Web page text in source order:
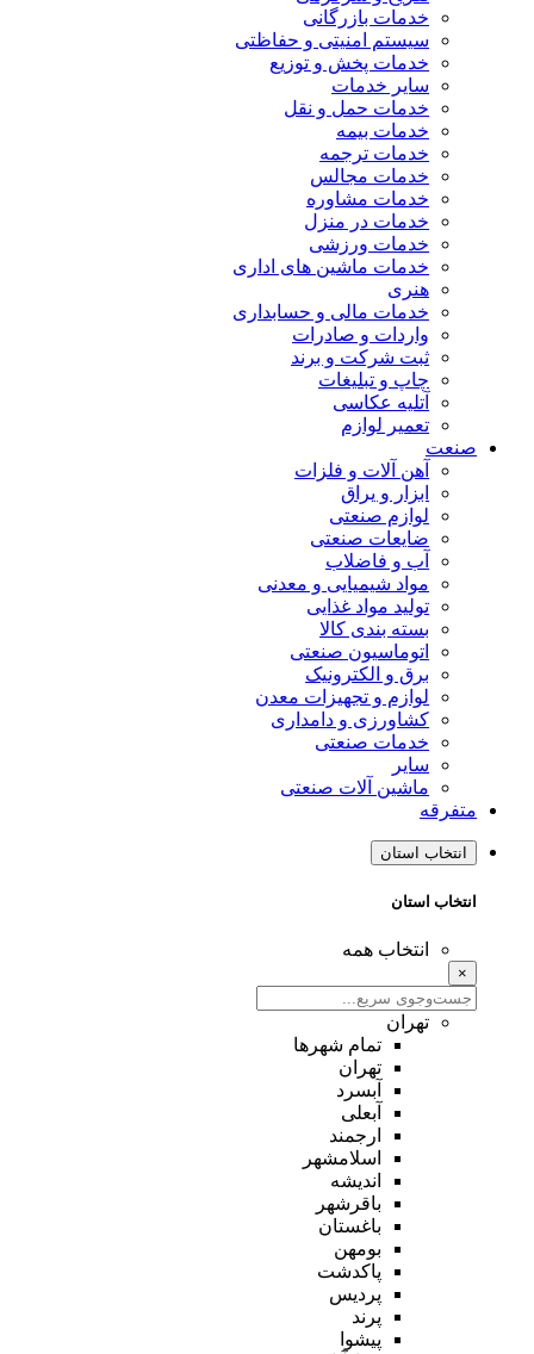
خدمات بازرگانی
سیستم امنیتی و حفاظتی
خدمات پخش و توزیع
سایر خدمات
خدمات حمل و نقل
خدمات بیمه
خدمات ترجمه
خدمات مجالس
خدمات مشاوره
خدمات در منزل
خدمات ورزشی
خدمات ماشین های اداری
هنری
خدمات مالی و حسابداری
واردات و صادرات
ثبت شرکت و برند
چاپ و تبلیغات
آتلیه عکاسی
تعمیر لوازم
صنعت
آهن آلات و فلزات
ابزار و یراق
لوازم صنعتی
ضایعات صنعتی
آب و فاضلاب
مواد شیمیایی و معدنی
تولید مواد غذایی
بسته بندی کالا
اتوماسیون صنعتی
برق و الکترونیک
لوازم و تجهیزات معدن
کشاورزی و دامداری
خدمات صنعتی
سایر
ماشین آلات صنعتی
متفرقه
انتخاب استان
انتخاب استان
انتخاب همه
×
تهران
تمام شهر‌ها
تهران
آبسرد
آبعلی
ارجمند
اسلامشهر
اندیشه
باقرشهر
باغستان
بومهن
پاکدشت
پردیس
پرند
پیشوا